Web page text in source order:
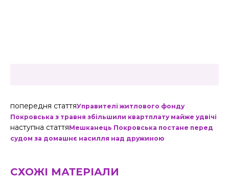
попередня статтяУправителі житлового фонду
Покровська з травня збільшили квартплату майже удвічі
наступна статтяМешканець Покровська постане перед
судом за домашнє насилля над дружиною
СХОЖІ МАТЕРІАЛИ